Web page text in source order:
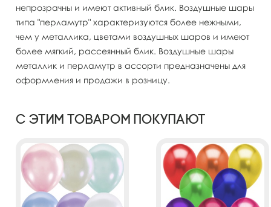
непрозрачны и имеют активный блик. Воздушные шары
типа "перламутр" характеризуются более нежными,
чем у металлика, цветами воздушных шаров и имеют
более мягкий, рассеянный блик. Воздушные шары
металлик и перламутр в ассорти предназначены для
оформления и продажи в розницу.
С этим товаром покупают